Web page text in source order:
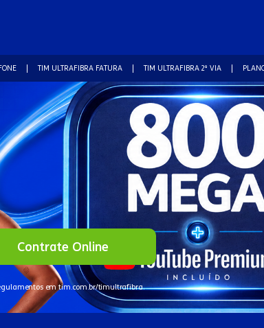
TIM ULTRAFIBRA FATURA TIM ULTRAFIBRA 2ª VIA
Contrate Online
em tim.com.br/timultrafibra.